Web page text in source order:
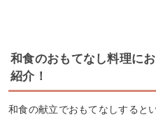
和食のおもてなし料理に
紹介！
和食の献立でおもてなしすると